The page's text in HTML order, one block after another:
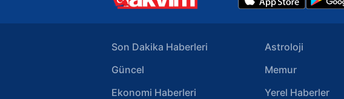
Son Dakika Haberleri
Güncel
Ekonomi Haberleri
Astroloji
Memur
Yerel Haberler